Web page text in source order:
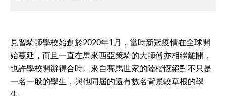
見習騎師學校始創於2020年1月，當時新冠疫情在全球開
始蔓延，而且一直在馬來西亞策騎的大師傅亦相繼離開，
也許學校開辦得合時。來自賽馬世家的陸楷恆絕對不只是
一名一般的學生，與他同屆的還有數名背景較草根的學